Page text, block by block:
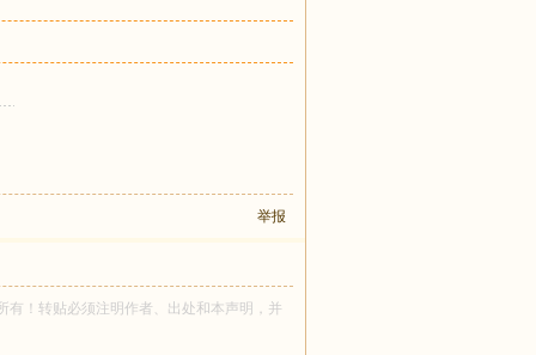
举报
！转贴必须注明作者、出处和本声明，并